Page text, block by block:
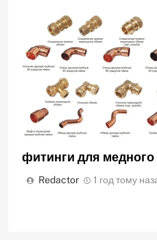
фитинги для
Redactor 1 год тому